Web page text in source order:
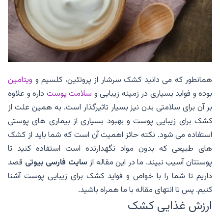
همانطور که می دانید کشک سرشار از پروتئین، کلسیم و ویتامین
بوده و فواید بسیاری در زمینه زیبایی و سلامت پوست داره و علاوه
بر آن برای سلامتی بدن نیز بسیار تاثیرگذار است. به همین علت از
کشک برای زیبایی پوست و بهبود بسیاری از بیماری های پوستی
استفاده می شود. نکته حائز اهمیت آن است که شما باید از کشک
های طبیعی که بدون مواد نگهدارنده است استفاده کنید تا
پوستتان آسیب نبیند. ما در این مقاله از سایت فارسی بیوتی قصد
داریم تا شما را با خواص و فواید کشک برای زیبایی پوست آشنا
کنیم. پس تا انتهای مقاله با ما همراه باشید.
ارزش غذایی کشک